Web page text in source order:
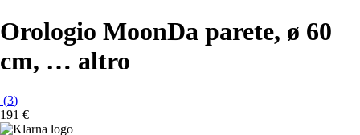
Orologio MoonDa parete, ø 60
cm, … altro
(3)
191 €